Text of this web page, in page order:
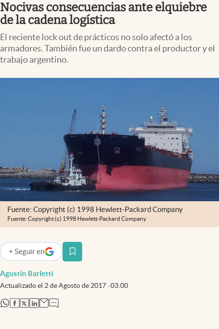
Columnistas
Otras secciones
Apertura
Infotechnology
Clase
Eventos Corporativos
Mediakit
abre en nueva pestaña
Nocivas consecuencias ante elquiebre
de la cadena logística
El reciente lock out de prácticos no solo afectó a los
armadores. También fue un dardo contra el productor y el
trabajo argentino.
Fuente: Copyright (c) 1998 Hewlett-Packard Company
Fuente: Copyright (c) 1998 Hewlett-Packard Company
Agustín Barletti
Actualizado el 2 de Agosto de 2017 03:00
+ Seguir en
abre en nueva pestaña
abre en nueva pestaña
abre en nueva pestaña
abre en nueva pestaña
abre en nueva pestaña